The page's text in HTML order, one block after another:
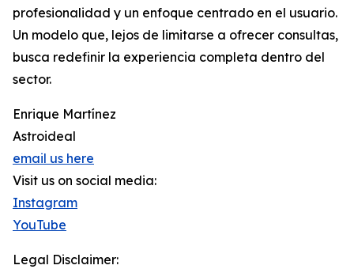
profesionalidad y un enfoque centrado en el usuario.
Un modelo que, lejos de limitarse a ofrecer consultas,
busca redefinir la experiencia completa dentro del
sector.
Enrique Martínez
Astroideal
email us here
Visit us on social media:
Instagram
YouTube
Legal Disclaimer: